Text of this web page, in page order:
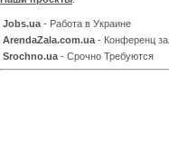
Jobs.ua - Работа в Украине
ArendaZala.com.ua - Конференц
Srochno.ua - Срочно Требуются